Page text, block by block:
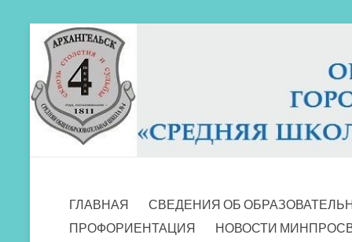
Перейти
содержимому
МБОУ СШ 4
ГЛАВНАЯ
СВЕДЕНИЯ ОБ
ПРОФОРИЕНТАЦИЯ
НОВОСТИ